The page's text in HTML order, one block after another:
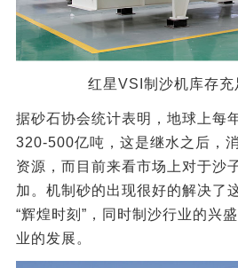
红星VSI制沙机库存充
据砂石协会统计表明，地球上每
320-500亿吨，这是继水之后，
资源，而目前来看市场上对于沙
加。机制砂的出现很好的解决了
“辉煌时刻”，同时制沙行业的兴
业的发展。